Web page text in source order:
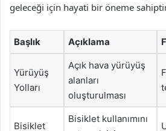
geleceği için hayati bir öneme
Başlık Açıklama
Yürüyüş
Yolları
Açık hava yürüyüş
alanları
oluşturulması
Bisiklet
Bisiklet kullanımını